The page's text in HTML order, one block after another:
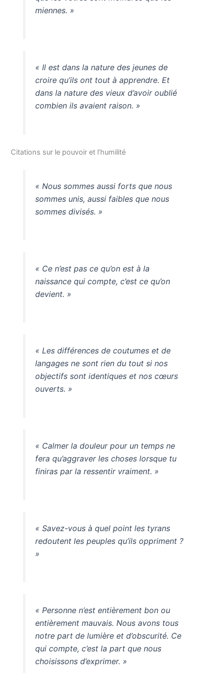
miennes. »
« Il est dans la nature des jeunes de
croire qu’ils ont tout à apprendre. Et
dans la nature des vieux d’avoir oublié
combien ils avaient raison. »
Citations sur le pouvoir et l’humilité
« Nous sommes aussi forts que nous
sommes unis, aussi faibles que nous
sommes divisés. »
« Ce n’est pas ce qu’on est à la
naissance qui compte, c’est ce qu’on
devient. »
« Les différences de coutumes et de
langages ne sont rien du tout si nos
objectifs sont identiques et nos cœurs
ouverts. »
« Calmer la douleur pour un temps ne
fera qu’aggraver les choses lorsque tu
finiras par la ressentir vraiment. »
« Savez-vous à quel point les tyrans
redoutent les peuples qu’ils oppriment ?
»
« Personne n’est entièrement bon ou
entièrement mauvais. Nous avons tous
notre part de lumière et d’obscurité. Ce
qui compte, c’est la part que nous
choisissons d’exprimer. »